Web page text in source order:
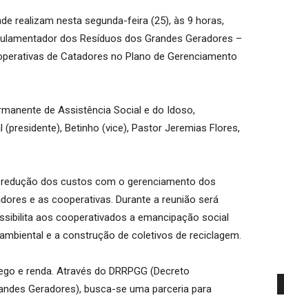
realizam nesta segunda-feira (25), às 9 horas,
dos Resíduos dos Grandes Geradores –
de Catadores no Plano de Gerenciamento
de Assistência Social e do Idoso,
Betinho (vice), Pastor Jeremias Flores,
dos custos com o gerenciamento dos
e as cooperativas. Durante a reunião será
aos cooperativados a emancipação social
e a construção de coletivos de reciclagem.
e renda. Através do DRRPGG (Decreto
Geradores), busca-se uma parceria para